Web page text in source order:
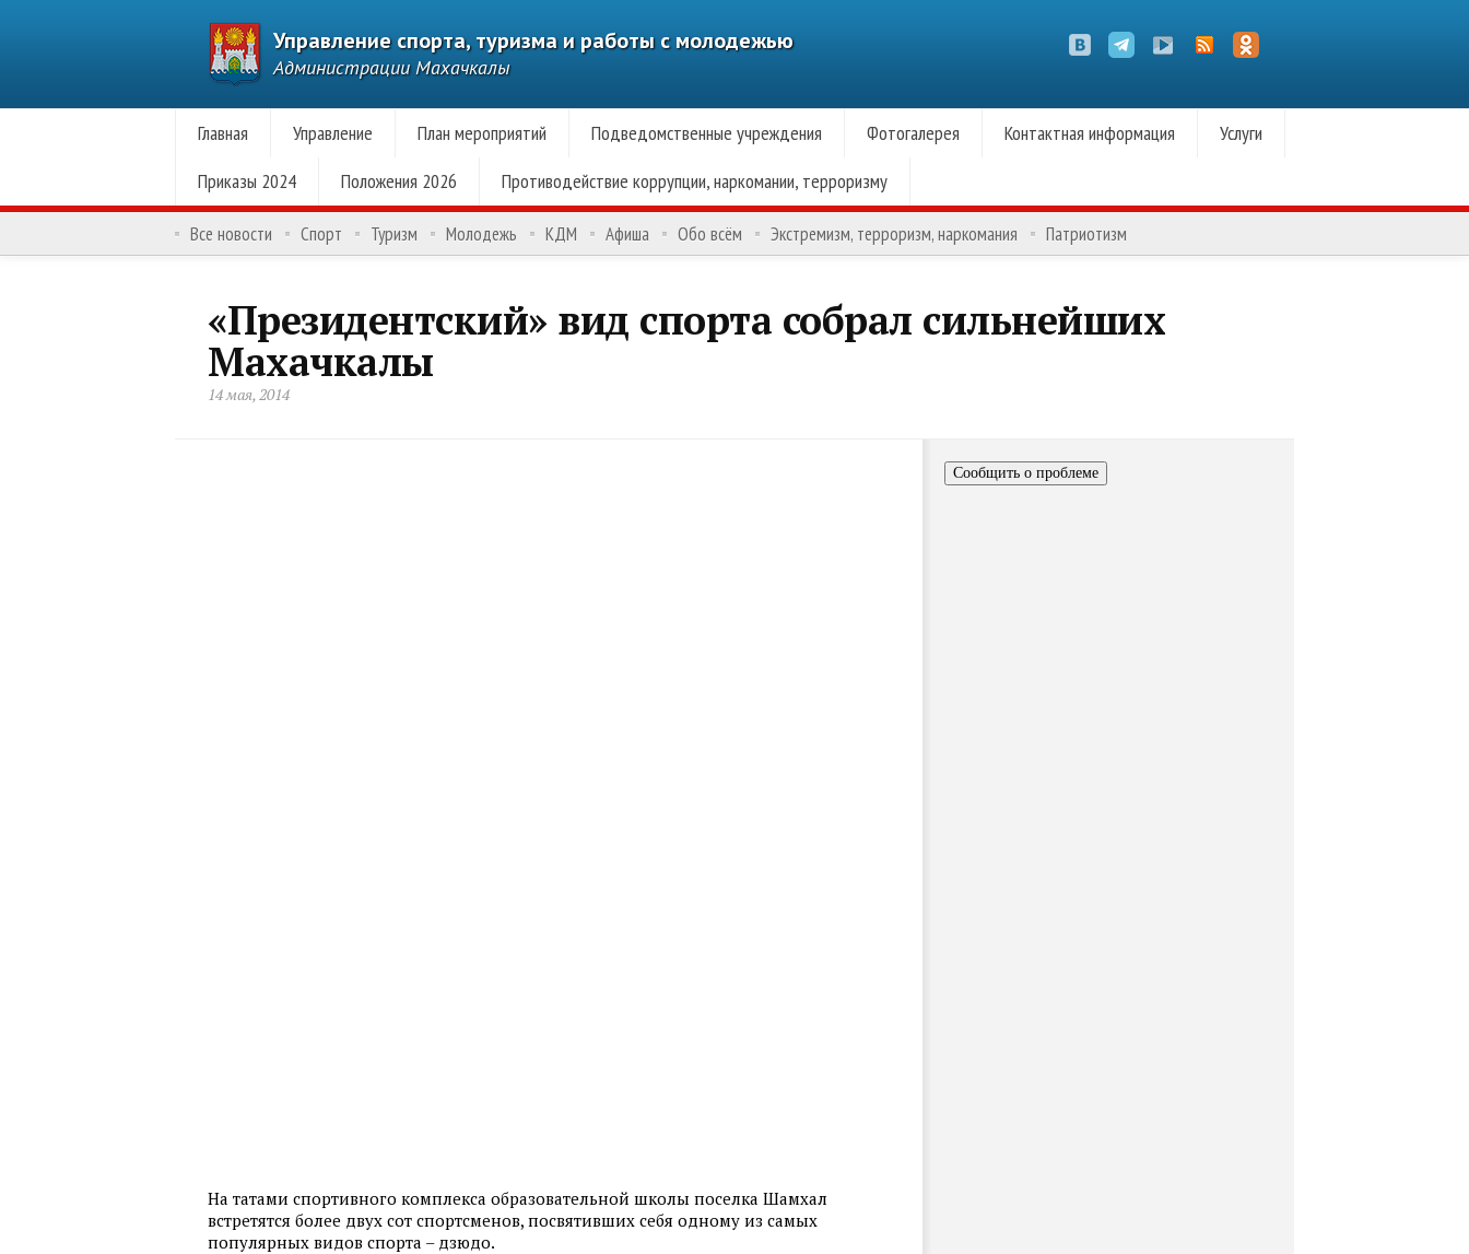
Управление спорта, туризма и работы с молодежью
Администрации Махачкалы
Главная Управление План мероприятий Подведомственные учреждения Фотогалерея Контактная информация
Услуги
Приказы 2024
Положения 2026 Противодействие коррупции, наркомании, терроризму
Все новости Спорт Туризм Молодежь КДМ Афиша Обо всём Экстремизм, терроризм, наркомания Патриотизм
«Президентский» вид спорта собрал сильнейших
Махачкалы
14 мая, 2014
На татами спортивного комплекса образовательной школы поселка Шамхал
встретятся более двух сот спортсменов, посвятивших себя одному из самых
популярных видов спорта – дзюдо.
Сообщить о проблеме